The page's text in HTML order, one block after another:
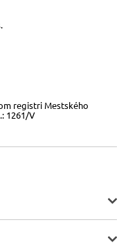
registri Mestského
1261/V